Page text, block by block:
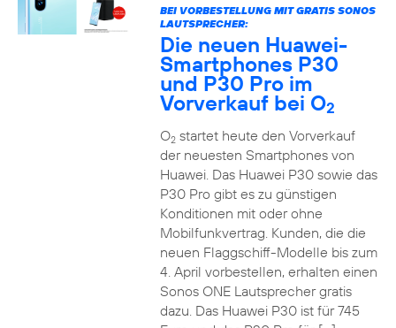
BEI VORBESTELLUNG MIT GRATIS SONOS
LAUTSPRECHER:
Die neuen Huawei-
Smartphones P30
und P30 Pro im
Vorverkauf bei O2
O2startet heute den Vorverkauf
der neuesten Smartphones von
Huawei. Das Huawei P30 sowie das
P30 Pro gibt es zu günstigen
Konditionen mit oder ohne
Mobilfunkvertrag. Kunden, die die
neuen Flaggschiff-Modelle bis zum
4. April vorbestellen, erhalten einen
Sonos ONE Lautsprecher gratis
dazu. Das Huawei P30 ist für 745